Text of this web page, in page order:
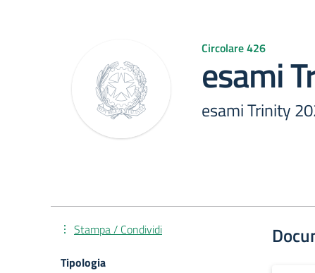
Circolare 426
esami
esami Trinity
Stampa / Condividi
Tipologia